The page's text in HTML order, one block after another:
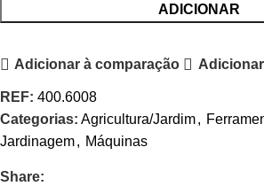
ADICIONAR
Adicionar à comparação
REF: 400.6008
Categorias: Agricultura/Jardim,
Jardinagem, Máquinas
Share: